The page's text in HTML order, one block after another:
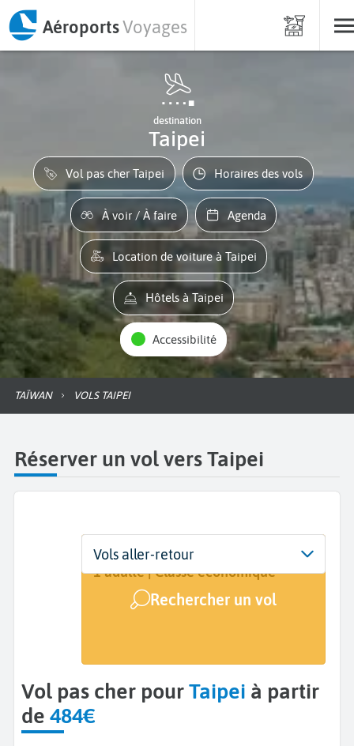
AéroportsVoyages
destination
Taipei
Vol pas cher Taipei Horaires des vols
À voir / À faire Agenda
Location de voiture à Taipei
Hôtels à Taipei
Accessibilité
TAÏWAN VOLS TAIPEI
Réserver un vol vers Taipei
Départ
De...
Dates
Dates de votre voyage
Voyageurs | Classe
1 adulte | Classe économique
Rechercher un vol
Vols aller-retour
Vol pas cher pourTaipei à partir
de 484€